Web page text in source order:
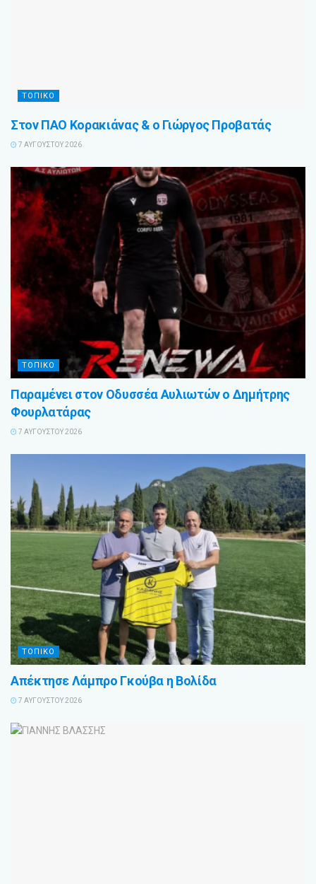
ΤΟΠΙΚΟ
Στον ΠΑΟ Κορακιάνας & ο Γιώργος Προβατάς
7 ΑΥΓΟΎΣΤΟΥ 2026
ΤΟΠΙΚΟ
Παραμένει στον Οδυσσέα Αυλιωτών ο Δημήτρης
Φουρλατάρας
7 ΑΥΓΟΎΣΤΟΥ 2026
ΤΟΠΙΚΟ
Απέκτησε Λάμπρο Γκούβα η Βολίδα
7 ΑΥΓΟΎΣΤΟΥ 2026